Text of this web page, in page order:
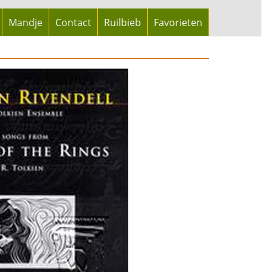
Mandje Contact Ruilbieb Favorieten